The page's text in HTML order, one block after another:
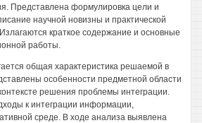
Представлена формулировка цели и
научной новизны и практической
краткое содержание и основные
работы.
общая характеристика решаемой в
особенности предметной области
решения проблемы интеграции.
к интеграции информации,
среде. В ходе анализа выявлена